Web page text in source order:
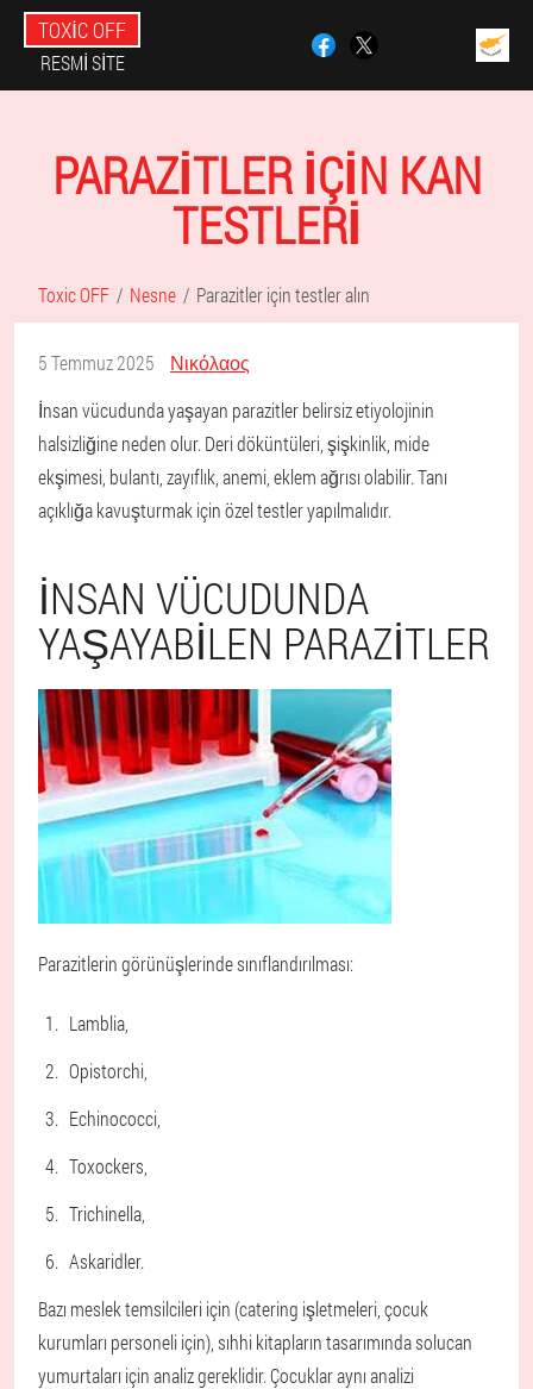
TOXIC OFF
RESMI SITE
PARAZITLER IÇIN KAN
TESTLERI
Toxic OFF Nesne Parazitler için testler alın
5 Temmuz 2025
Νικόλαος
İnsan vücudunda yaşayan parazitler belirsiz etiyolojinin
halsizliğine neden olur. Deri döküntüleri, şişkinlik, mide
ekşimesi, bulantı, zayıflık, anemi, eklem ağrısı olabilir. Tanı
açıklığa kavuşturmak için özel testler yapılmalıdır.
İNSAN VÜCUDUNDA
YAŞAYABILEN PARAZITLER
Parazitlerin görünüşlerinde sınıflandırılması:
Lamblia,
Opistorchi,
Echinococci,
Toxockers,
Trichinella,
Askaridler.
Bazı meslek temsilcileri için (catering işletmeleri, çocuk
kurumları personeli için), sıhhi kitapların tasarımında solucan
yumurtaları için analiz gereklidir. Çocuklar aynı analizi